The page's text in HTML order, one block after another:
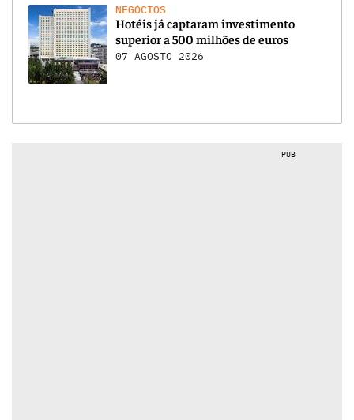
NEGÓCIOS
Hotéis já captaram investimento
superior a 500 milhões de euros
07 AGOSTO 2026
PUB